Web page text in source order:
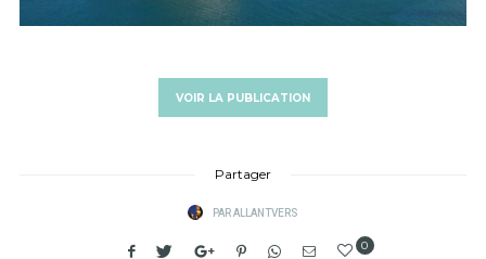
VOIR LA PUBLICATION
Partager
PARALLANTVERS
0